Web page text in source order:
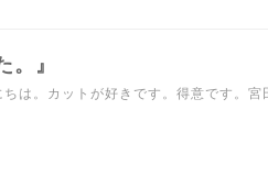
』
は。カットが好きです。得意です。宮